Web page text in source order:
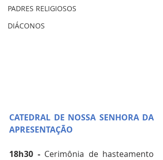
PADRES RELIGIOSOS
DIÁCONOS
CATEDRAL DE NOSSA SENHORA DA
APRESENTAÇÃO
18h30 - Cerimônia de hasteamento